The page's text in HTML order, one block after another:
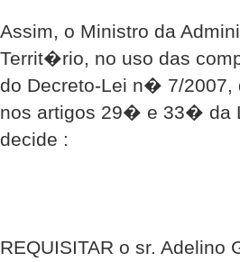
Assim, o Ministro da
Territ�rio, no uso das
do Decreto-Lei n� 7/2007,
nos artigos 29� e 33� da
decide :
REQUISITAR o sr. Adelino